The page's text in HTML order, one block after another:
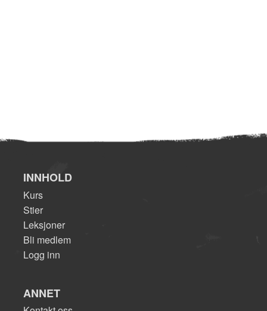
INNHOLD
Kurs
Stier
Leksjoner
Bli medlem
Logg inn
ANNET